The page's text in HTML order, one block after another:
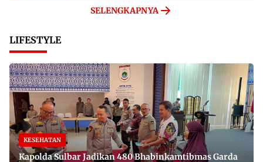
SELENGKAPNYA
LIFESTYLE
KESEHATAN
Kapolda Sulbar Jadikan 480 Bhabinkamtibmas Garda